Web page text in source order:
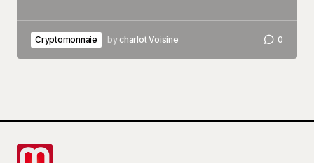
Cryptomonnaie bycharlot Voisine 0